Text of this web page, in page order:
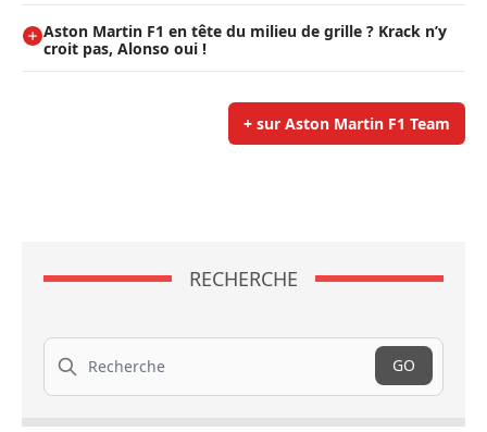
Aston Martin F1 en tête du milieu de grille ? Krack n’y
croit pas, Alonso oui !
+ sur Aston Martin F1 Team
RECHERCHE
Recherche
GO